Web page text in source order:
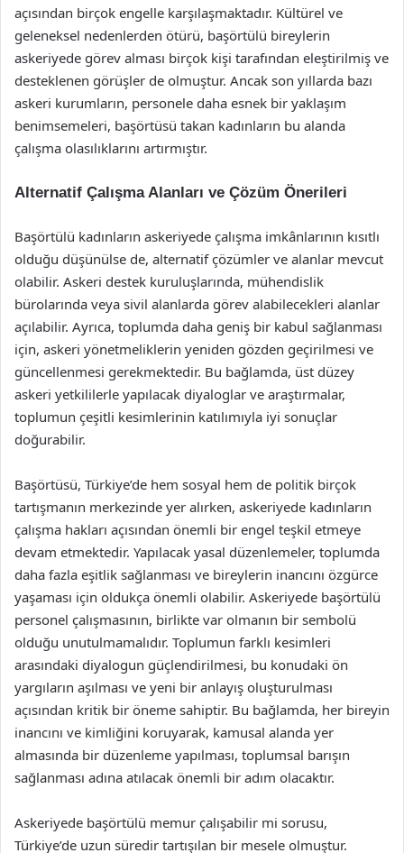
açısından birçok engelle karşılaşmaktadır. Kültürel ve
geleneksel nedenlerden ötürü, başörtülü bireylerin
askeriyede görev alması birçok kişi tarafından eleştirilmiş ve
desteklenen görüşler de olmuştur. Ancak son yıllarda bazı
askeri kurumların, personele daha esnek bir yaklaşım
benimsemeleri, başörtüsü takan kadınların bu alanda
çalışma olasılıklarını artırmıştır.
Alternatif Çalışma Alanları ve Çözüm Önerileri
Başörtülü kadınların askeriyede çalışma imkânlarının kısıtlı
olduğu düşünülse de, alternatif çözümler ve alanlar mevcut
olabilir. Askeri destek kuruluşlarında, mühendislik
bürolarında veya sivil alanlarda görev alabilecekleri alanlar
açılabilir. Ayrıca, toplumda daha geniş bir kabul sağlanması
için, askeri yönetmeliklerin yeniden gözden geçirilmesi ve
güncellenmesi gerekmektedir. Bu bağlamda, üst düzey
askeri yetkililerle yapılacak diyaloglar ve araştırmalar,
toplumun çeşitli kesimlerinin katılımıyla iyi sonuçlar
doğurabilir.
Başörtüsü, Türkiye’de hem sosyal hem de politik birçok
tartışmanın merkezinde yer alırken, askeriyede kadınların
çalışma hakları açısından önemli bir engel teşkil etmeye
devam etmektedir. Yapılacak yasal düzenlemeler, toplumda
daha fazla eşitlik sağlanması ve bireylerin inancını özgürce
yaşaması için oldukça önemli olabilir. Askeriyede başörtülü
personel çalışmasının, birlikte var olmanın bir sembolü
olduğu unutulmamalıdır. Toplumun farklı kesimleri
arasındaki diyalogun güçlendirilmesi, bu konudaki ön
yargıların aşılması ve yeni bir anlayış oluşturulması
açısından kritik bir öneme sahiptir. Bu bağlamda, her bireyin
inancını ve kimliğini koruyarak, kamusal alanda yer
almasında bir düzenleme yapılması, toplumsal barışın
sağlanması adına atılacak önemli bir adım olacaktır.
Askeriyede başörtülü memur çalışabilir mi sorusu,
Türkiye’de uzun süredir tartışılan bir mesele olmuştur.